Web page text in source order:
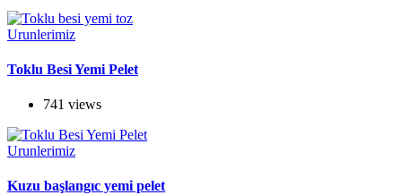
Urunlerimiz
Toklu Besi Yemi Pelet
741 views
Urunlerimiz
Kuzu başlangıc yemi pelet